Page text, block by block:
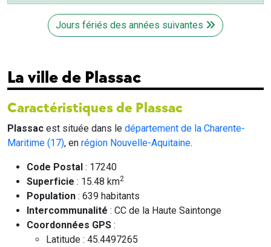
Jours fériés des années suivantes
La ville de Plassac
Caractéristiques de Plassac
Plassac est située dans le département de la Charente-
Maritime (17), en région Nouvelle-Aquitaine.
Code Postal : 17240
Superficie : 15.48 km2
Population : 639 habitants
Intercommunalité : CC de la Haute Saintonge
Coordonnées GPS :
Latitude : 45.4497265